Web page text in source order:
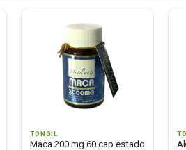
TONGIL
Maca 200 mg 60 cap estado